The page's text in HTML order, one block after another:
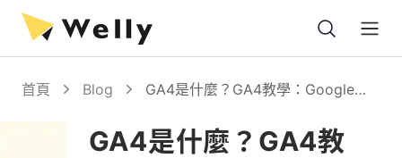
首頁 Blog
GA4是什麼？GA4教學：Google
GA4是什麼？GA4教